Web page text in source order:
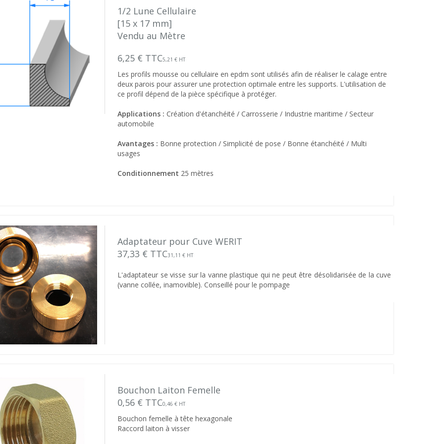
1/2 Lune Cellulaire
[15 x 17 mm]
Vendu au Mètre
6,25 € TTC5,21 € HT
Les profils mousse ou cellulaire en epdm sont utilisés afin de réaliser le calage entre
deux parois pour assurer une protection optimale entre les supports. L'utilisation de
ce profil dépend de la pièce spécifique à protéger.
Applications :Création d'étanchéité / Carrosserie / Industrie maritime / Secteur
automobile
Avantages : Bonne protection / Simplicité de pose / Bonne étanchéité / Multi
usages
Conditionnement 25 mètres
Adaptateur pour Cuve WERIT
37,33 € TTC31,11 € HT
L'adaptateur se visse sur la vanne plastique qui ne peut être désolidarisée de la cuve
(vanne collée, inamovible). Conseillé pour le pompage
Bouchon Laiton Femelle
0,56 € TTC0,46 € HT
Bouchon femelle à tête hexagonale
Raccord laiton à visser